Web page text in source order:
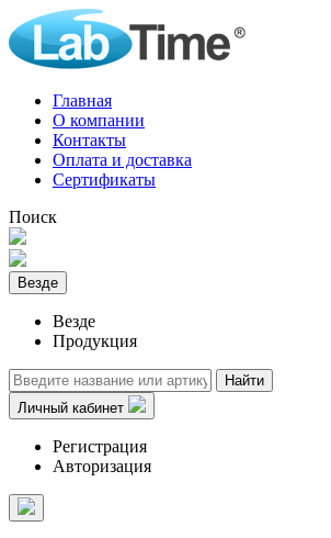
Главная
О компании
Контакты
Оплата и доставка
Сертификаты
Поиск
Везде
Везде
Продукция
Найти
Личный кабинет
Регистрация
Авторизация